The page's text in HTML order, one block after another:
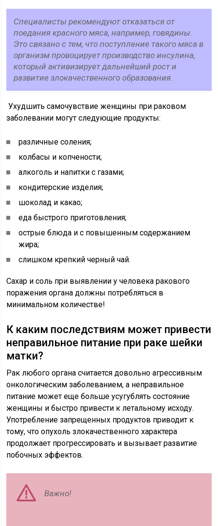
Специалисты рекомендуют отказаться от
поедания красного мяса, например, говядины.
Это связано с тем, что поступление такого мяса в
организм провоцирует производство инсулина,
который активизирует дальнейший рост и
развитие злокачественного образования.
Ухудшить самочувствие женщины при раковом
заболевании могут следующие продукты:
различные соления;
колбасы и копчености;
алкоголь и напитки с газами;
кондитерские изделия;
шоколад и какао;
еда быстрого приготовления;
острые блюда и с повышенным содержанием
жира;
слишком крепкий черный чай.
Сахар и соль при выявлении у человека ракового
поражения органа должны потребляться в
минимальном количестве!
К каким последствиям может привести
неправильное питание при раке шейки
матки?
Рак любого органа считается довольно агрессивным
онкологическим заболеванием, а неправильное
питание может еще больше усугублять состояние
женщины и быстро привести к летальному исходу.
Употребление запрещенных продуктов приводит к
тому, что опухоль злокачественного характера
продолжает прогрессировать и вызывает развитие
побочных эффектов.
Важно!